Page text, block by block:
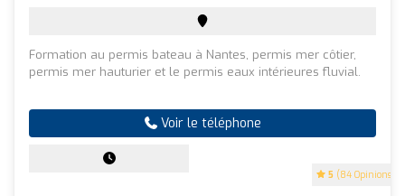
5 (84 Opinions)
Formation au permis bateau à Nantes, permis mer côtier,
permis mer hauturier et le permis eaux intérieures fluvial.
Voir le téléphone